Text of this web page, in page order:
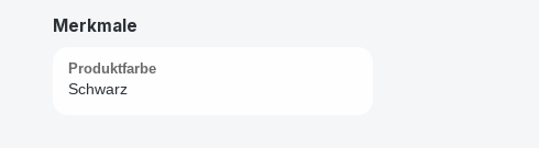
Merkmale
Produktfarbe
Schwarz